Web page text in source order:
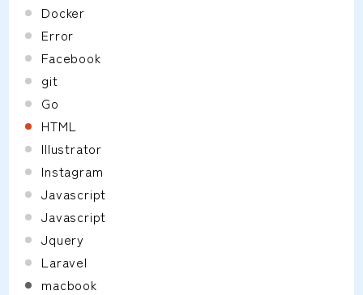
Docker
Error
Facebook
git
Go
HTML
Illustrator
Instagram
Javascript
Javascript
Jquery
Laravel
macbook